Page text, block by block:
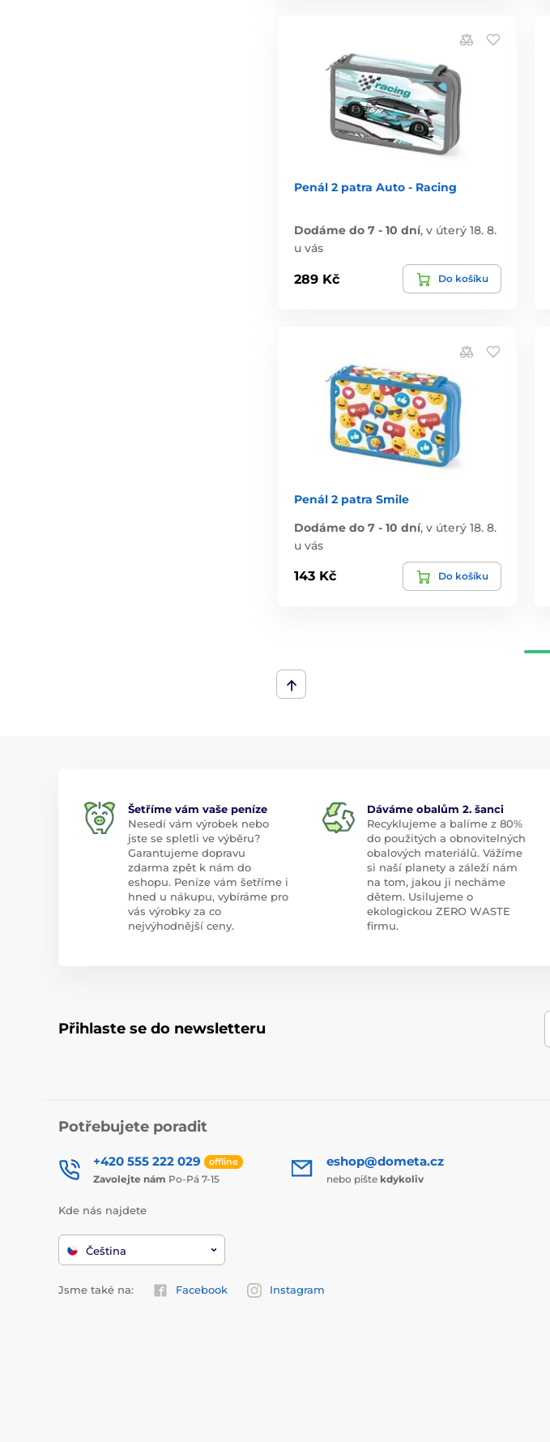
Penál 2 patra Auto - Racing
Dodáme do 7 - 10 dní, v úterý 18. 8.
u vás
289 Kč Do košíku
Penál 2 patra Smile
Dodáme do 7 - 10 dní, v úterý 18. 8.
u vás
143 Kč Do košíku
Šetříme vám vaše peníze
Nesedí vám výrobek nebo
jste se spletli ve výběru?
Garantujeme dopravu
zdarma zpět k nám do
eshopu. Peníze vám šetříme i
hned u nákupu, vybíráme pro
vás výrobky za co
nejvýhodnější ceny.
Dáváme obalům 2. šanci
Recyklujeme a balíme z 80%
do použitých a obnovitelných
obalových materiálů. Vážíme
si naší planety a záleží nám
na tom, jakou ji necháme
dětem. Usilujeme o
ekologickou ZERO WASTE
firmu.
Přihlaste se do newsletteru
Potřebujete poradit
+420 555 222 029 offline
Zavolejte nám Po-Pá 7-15
eshop@dometa.cz
nebo pište kdykoliv
Kde nás najdete
Čeština
Jsme také na: Facebook Instagram